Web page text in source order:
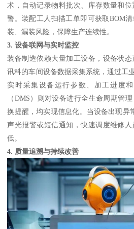
术，自动记录物料批次、库存数量和
警。装配工人扫描工单即可获取BOM
装、漏装风险，保障生产连续性。
3. 设备联网与实时监控
装备制造依赖大量加工设备，设备状
讯科的车间设备数据采集系统，通过工
实时采集设备运行参数、加工进度
（DMS）则对设备进行全生命周期管
换提醒，均实现信息化。当设备出现异
声光报警或短信通知，快速调度维修
低。
4. 质量追溯与持续改善